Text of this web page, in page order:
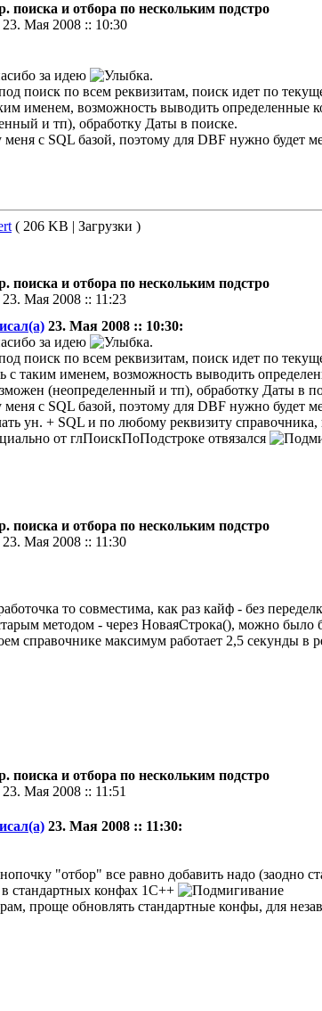
поиска и отбора по нескольким подстро
23. Мая 2008 :: 10:30
за идею
.
поиск по всем реквизитам, поиск идет по
именем, возможность выводить определенные
и тп), обработку Даты в поиске.
меня с SQL базой, поэтому для DBF нужно будет
( 206 KB | Загрузки )
поиска и отбора по нескольким подстро
23. Мая 2008 :: 11:23
23. Мая 2008 :: 10:30:
за идею
.
поиск по всем реквизитам, поиск идет по
с таким именем, возможность выводить
(неопределенный и тп), обработку Даты в
меня с SQL базой, поэтому для DBF нужно будет
ун. + SQL и по любому реквизиту справочника,
от глПоискПоПодстроке отвязался
поиска и отбора по нескольким подстро
23. Мая 2008 :: 11:30
то совместима, как раз кайф - без
методом - через НоваяСтрока(), можно было
справочнике максимум работает 2,5 секунды в
поиска и отбора по нескольким подстро
23. Мая 2008 :: 11:51
23. Мая 2008 :: 11:30:
"отбор" все равно добавить надо
в стандартных конфах 1С++
проще обновлять стандартные конфы, для